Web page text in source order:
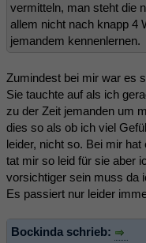
vermitteln, man steht die
allem nicht nach knapp 4
jemandem kennenlernen.
Zumindest bei mir war es
Sie tauchte auf als ich
zu der Zeit jemanden um
dies so als ob ich viel
leider, nicht so. Bei mir
tat mir so leid für sie aber
vorsichtiger sein muss da
Es passiert nur leider
Bockinda schrieb: